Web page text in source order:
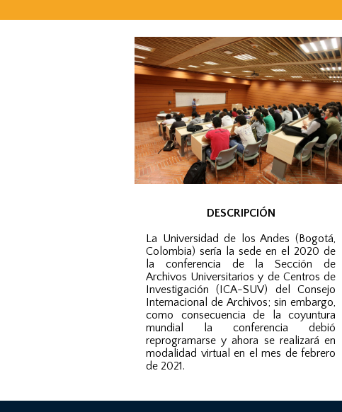
DESCRIPCIÓN
La Universidad de los Andes (Bogotá,
Colombia) sería la sede en el 2020 de
la conferencia de la Sección de
Archivos Universitarios y de Centros de
Investigación (ICA-SUV) del Consejo
Internacional de Archivos; sin embargo,
como consecuencia de la coyuntura
mundial la conferencia debió
reprogramarse y ahora se realizará en
modalidad virtual en el mes de febrero
de 2021.